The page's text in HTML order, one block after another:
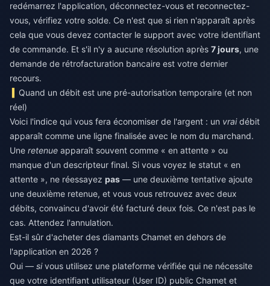
redémarrez l'application, déconnectez-vous et reconnectez-
vous, vérifiez votre solde. Ce n'est que si rien n'apparaît après
cela que vous devez contacter le support avec votre identifiant
de commande. Et s'il n'y a aucune résolution après 7 jours, une
demande de rétrofacturation bancaire est votre dernier
recours.
Quand un débit est une pré-autorisation temporaire (et non
réel)
Voici l'indice qui vous fera économiser de l'argent : un vraidébit
apparaît comme une ligne finalisée avec le nom du marchand.
Une retenue apparaît souvent comme « en attente » ou
manque d'un descripteur final. Si vous voyez le statut « en
attente », ne réessayez pas — une deuxième tentative ajoute
une deuxième retenue, et vous vous retrouvez avec deux
débits, convaincu d'avoir été facturé deux fois. Ce n'est pas le
cas. Attendez l'annulation.
Est-il sûr d'acheter des diamants Chamet en dehors de
l'application en 2026 ?
Oui — sivous utilisez une plateforme vérifiée qui ne nécessite
que votre identifiant utilisateur (User ID) public Chamet et